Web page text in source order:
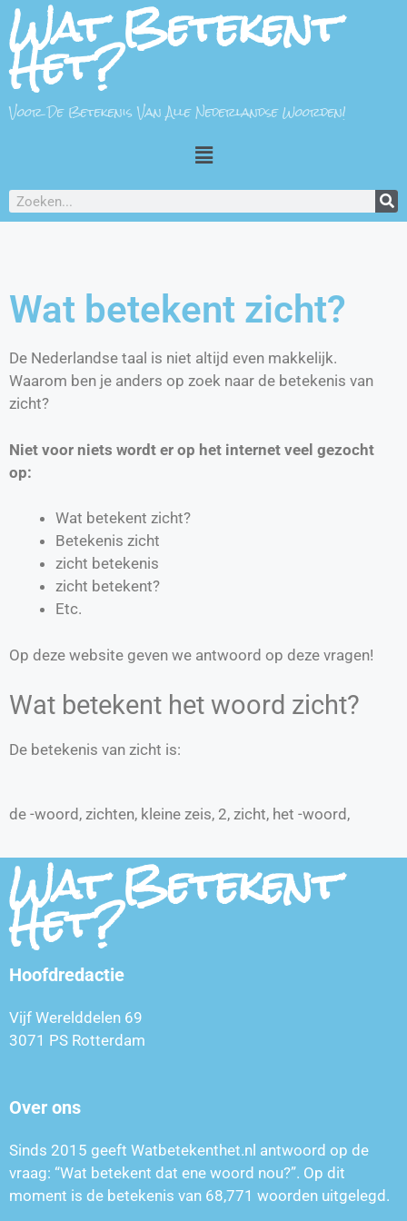
Wat Betekent
Het?
Voor De Betekenis Van Alle Nederlandse Woorden!
Wat betekent zicht?
De Nederlandse taal is niet altijd even makkelijk.
Waarom ben je anders op zoek naar de betekenis van
zicht?
Niet voor niets wordt er op het internet veel gezocht
op:
Wat betekent zicht?
Betekenis zicht
zicht betekenis
zicht betekent?
Etc.
Op deze website geven we antwoord op deze vragen!
Wat betekent het woord zicht?
De betekenis van zicht is:
de -woord, zichten, kleine zeis, 2, zicht, het -woord,
Wat Betekent
Het?
Hoofdredactie
Vijf Werelddelen 69
3071 PS Rotterdam
Over ons
Sinds 2015 geeft Watbetekenthet.nl antwoord op de
vraag: “Wat betekent dat ene woord nou?”. Op dit
moment is de betekenis van 68,771 woorden uitgelegd.